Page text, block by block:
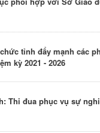
tỉnh đẩy mạnh các
kỳ 2021 - 2026
Thi đua phục vụ sự